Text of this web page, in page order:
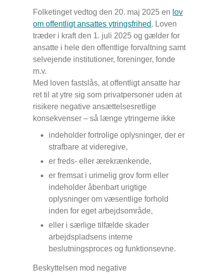
Folketinget vedtog den 20. maj 2025 en lov
om offentligt ansattes ytringsfrihed. Loven
træder i kraft den 1. juli 2025 og gælder for
ansatte i hele den offentlige forvaltning samt
selvejende institutioner, foreninger, fonde
m.v.
Med loven fastslås, at offentligt ansatte har
ret til at ytre sig som privatpersoner uden at
risikere negative ansættelsesretlige
konsekvenser – så længe ytringerne ikke
indeholder fortrolige oplysninger, der er
strafbare at videregive,
er freds- eller ærekrænkende,
er fremsat i urimelig grov form eller
indeholder åbenbart urigtige
oplysninger om væsentlige forhold
inden for eget arbejdsområde,
eller i særlige tilfælde skader
arbejdspladsens interne
beslutningsproces og funktionsevne.
Beskyttelsen mod negative